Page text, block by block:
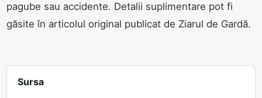
pagube sau accidente. Detalii suplimentare pot fi
găsite în articolul original publicat de Ziarul de Gardă.
Sursa